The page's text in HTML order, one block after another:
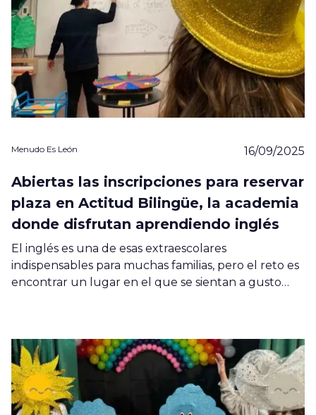
Menudo Es León 16/09/2025
Abiertas las inscripciones para reservar
plaza en Actitud Bilingüe, la academia
donde disfrutan aprendiendo inglés
El inglés es una de esas extraescolares
indispensables para muchas familias, pero el reto es
encontrar un lugar en el que se sientan a gusto…